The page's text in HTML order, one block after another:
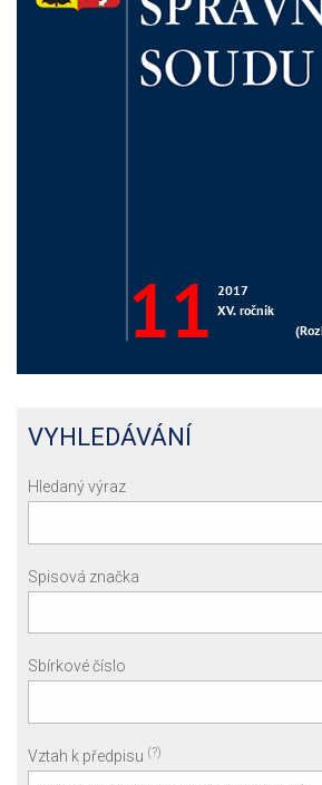
VYHLEDÁVÁNÍ
Hledaný výraz
Spisová značka
Sbírkové číslo
Vztah k předpisu (?)